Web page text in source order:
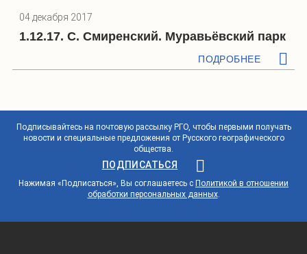
04 декабря 2017
1.12.17. С. Смиренский. Муравьёвский парк
ПОДРОБНЕЕ
Подписывайтесь на почтовую рассылку РГО, чтобы первыми получать
новости и специальные предложения от Русского географического
общества.
ПОДПИСАТЬСЯ
Нажимая «Подписаться», Вы соглашаетесь с Политикой в отношении
обработки персональных данных.